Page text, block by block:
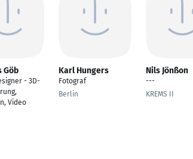
Göb
- 3D-
Video
Karl Hungers
Fotograf
Berlin
Nils Jönßon
---
KREMS II